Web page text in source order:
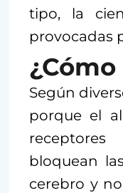
tipo, la
provocadas
Según
porque el
bloquean
cerebro y